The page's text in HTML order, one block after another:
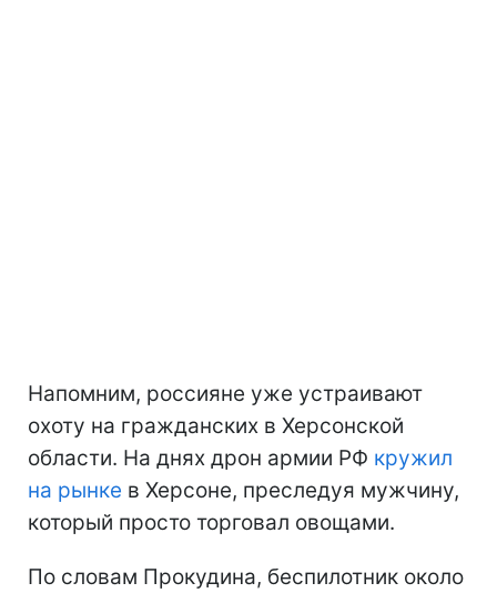
Напомним, россияне уже устраивают
охоту на гражданских в Херсонской
области. На днях дрон армии РФ кружил
на рынке в Херсоне, преследуя мужчину,
который просто торговал овощами.
По словам Прокудина, беспилотник около